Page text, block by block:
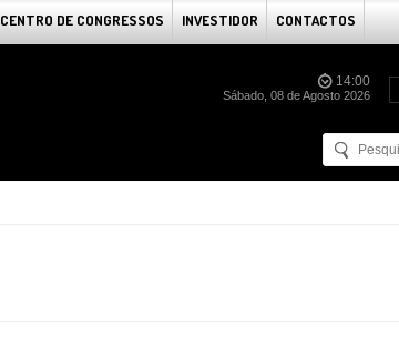
CENTRO DE CONGRESSOS INVESTIDOR CONTACTOS
14:00
Sábado, 08 de Agosto 2026